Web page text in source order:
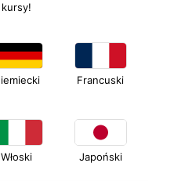
kursy!
Francuski
Włoski Japoński